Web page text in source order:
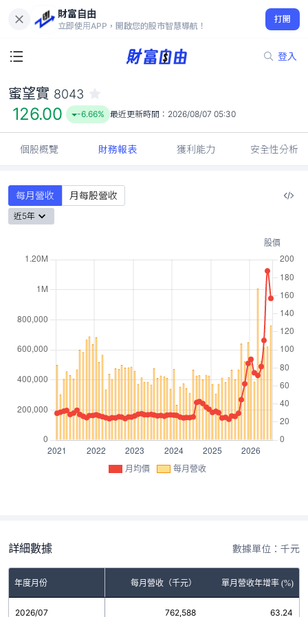
財富自由
立即使用APP，開啟您的股市智慧導航！
打開
登入
126.00
-6.66%
蜜望實 8043
126.00 -6.66% 最近更新時間： 2026/08/07 05:30
個股概覽 財務報表 獲利能力 安全性分析
每月營收 月每股營收
近5年
月均價 每月營收
詳細數據 數據單位：千元
年度月份 每月營收（千元） 單月營收年增率 (%)
2026/07 762,588 63.24